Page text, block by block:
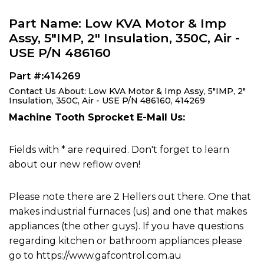
Part Name: Low KVA Motor & Imp
Assy, 5"IMP, 2" Insulation, 350C, Air -
USE P/N 486160
Part #:414269
Contact Us About: Low KVA Motor & Imp Assy, 5"IMP, 2"
Insulation, 350C, Air - USE P/N 486160, 414269
Machine Tooth Sprocket E-Mail Us:
Fields with * are required. Don't forget to learn
about our new reflow oven!
Please note there are 2 Hellers out there. One that
makes industrial furnaces (us) and one that makes
appliances (the other guys). If you have questions
regarding kitchen or bathroom appliances please
go to https://www.gafcontrol.com.au